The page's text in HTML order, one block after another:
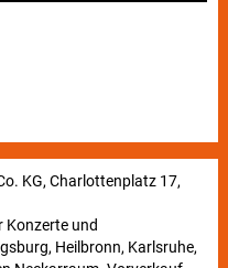
KG, Charlottenplatz 17,
Konzerte und
Heilbronn, Karlsruhe,